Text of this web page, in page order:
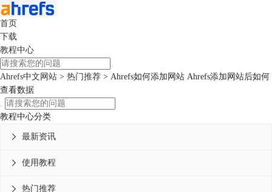
首页
下载
教程中心
Ahrefs中文网站 > 热门推荐 > Ahrefs如何添加网站 Ahrefs添加网站后如何
查看数据
教程中心分类
最新资讯

使用教程

热门推荐
